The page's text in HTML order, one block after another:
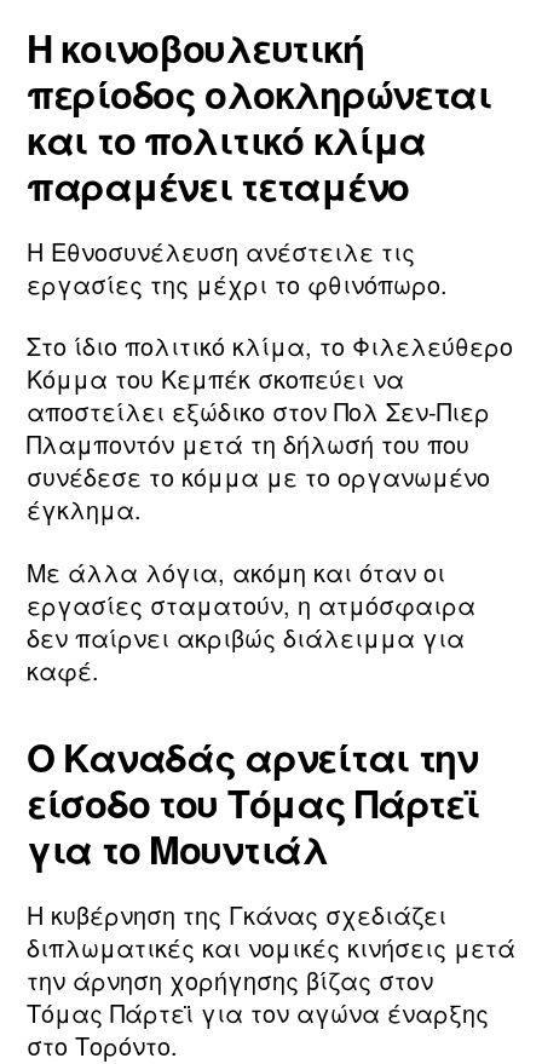
Η κοινοβουλευτική
περίοδος ολοκληρώνεται
και το πολιτικό κλίμα
παραμένει τεταμένο
Η Εθνοσυνέλευση ανέστειλε τις
εργασίες της μέχρι το φθινόπωρο.
Στο ίδιο πολιτικό κλίμα, το Φιλελεύθερο
Κόμμα του Κεμπέκ σκοπεύει να
αποστείλει εξώδικο στον Πολ Σεν-Πιερ
Πλαμποντόν μετά τη δήλωσή του που
συνέδεσε το κόμμα με το οργανωμένο
έγκλημα.
Με άλλα λόγια, ακόμη και όταν οι
εργασίες σταματούν, η ατμόσφαιρα
δεν παίρνει ακριβώς διάλειμμα για
καφέ.
Ο Καναδάς αρνείται την
είσοδο του Τόμας Πάρτεϊ
για το Μουντιάλ
Η κυβέρνηση της Γκάνας σχεδιάζει
διπλωματικές και νομικές κινήσεις μετά
την άρνηση χορήγησης βίζας στον
Τόμας Πάρτεϊ για τον αγώνα έναρξης
στο Τορόντο.